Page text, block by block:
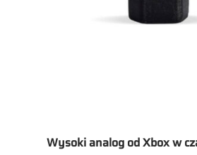
Wysoki analog od Xbox w